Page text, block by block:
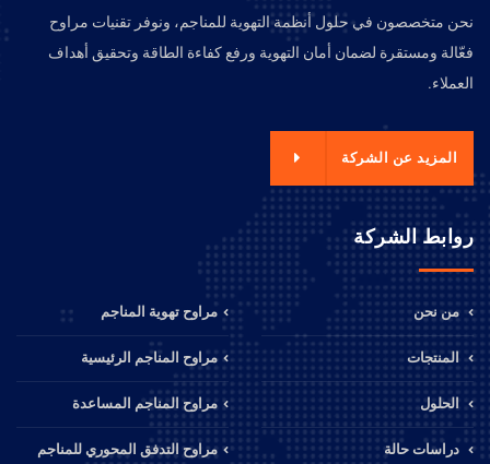
نحن متخصصون في حلول أنظمة التهوية للمناجم، ونوفر تقنيات مراوح
فعّالة ومستقرة لضمان أمان التهوية ورفع كفاءة الطاقة وتحقيق أهداف
العملاء.
المزيد عن الشركة
روابط الشركة
من نحن
المنتجات
الحلول
دراسات حالة
مراوح تهوية المناجم
مراوح المناجم الرئيسية
مراوح المناجم المساعدة
مراوح التدفق المحوري للمناجم